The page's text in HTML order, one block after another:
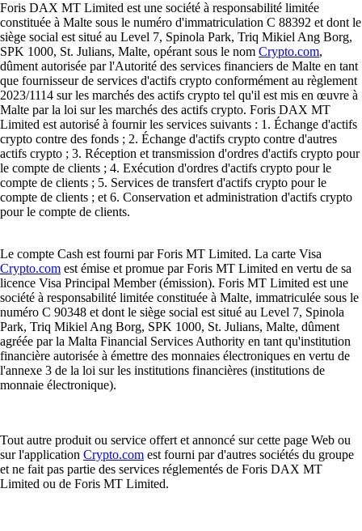
Foris DAX MT Limited est une société à responsabilité limitée
constituée à Malte sous le numéro d'immatriculation C 88392 et dont le
siège social est situé au Level 7, Spinola Park, Triq Mikiel Ang Borg,
SPK 1000, St. Julians, Malte, opérant sous le nom Crypto.com,
dûment autorisée par l'Autorité des services financiers de Malte en tant
que fournisseur de services d'actifs crypto conformément au règlement
2023/1114 sur les marchés des actifs crypto tel qu'il est mis en œuvre à
Malte par la loi sur les marchés des actifs crypto. Foris DAX MT
Limited est autorisé à fournir les services suivants : 1. Échange d'actifs
crypto contre des fonds ; 2. Échange d'actifs crypto contre d'autres
actifs crypto ; 3. Réception et transmission d'ordres d'actifs crypto pour
le compte de clients ; 4. Exécution d'ordres d'actifs crypto pour le
compte de clients ; 5. Services de transfert d'actifs crypto pour le
compte de clients ; et 6. Conservation et administration d'actifs crypto
pour le compte de clients.
Le compte Cash est fourni par Foris MT Limited. La carte Visa
Crypto.com est émise et promue par Foris MT Limited en vertu de sa
licence Visa Principal Member (émission). Foris MT Limited est une
société à responsabilité limitée constituée à Malte, immatriculée sous le
numéro C 90348 et dont le siège social est situé au Level 7, Spinola
Park, Triq Mikiel Ang Borg, SPK 1000, St. Julians, Malte, dûment
agréée par la Malta Financial Services Authority en tant qu'institution
financière autorisée à émettre des monnaies électroniques en vertu de
l'annexe 3 de la loi sur les institutions financières (institutions de
monnaie électronique).
Tout autre produit ou service offert et annoncé sur cette page Web ou
sur l'application Crypto.com est fourni par d'autres sociétés du groupe
et ne fait pas partie des services réglementés de Foris DAX MT
Limited ou de Foris MT Limited.